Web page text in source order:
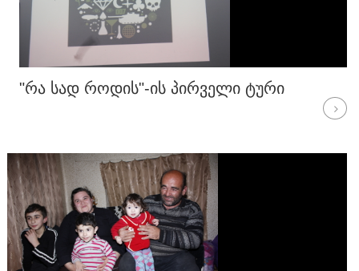
"ᲠᲐ ᲡᲐᲓ ᲠᲝᲓᲘᲡ"-ᲘᲡ ᲞᲘᲠᲕᲔᲚᲘ ᲢᲣᲠᲘ